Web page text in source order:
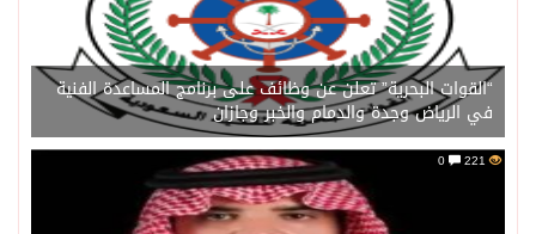
“القوات البحرية” تعلن عن وظائف على برنامج المساعدة الفنية
في الرياض وجدة والدمام والخبر وجازان
221